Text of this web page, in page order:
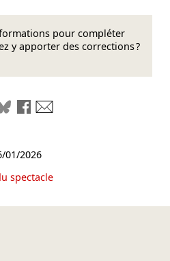
pour compléter
y apporter des corrections ?
liensur LinkedIn
sur Mastodon
Partager sur Bluesky
Partager sur Facebook
01/2026
spectacle